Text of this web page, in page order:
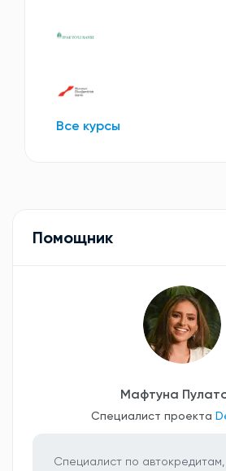
Все курсы
Помощник
Мафтуна
Специалист проекта
Специалист по